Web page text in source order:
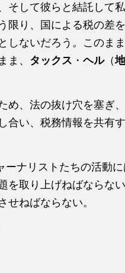
そして彼らと結託して
限り、国による税の差
しないだろう。このま
ま、 タックス ・ ヘル（
め、法の抜け穴を塞ぎ、
合い、税務情報を共有
ーナリストたちの活動
を取り上げねばならな
せねばならない。